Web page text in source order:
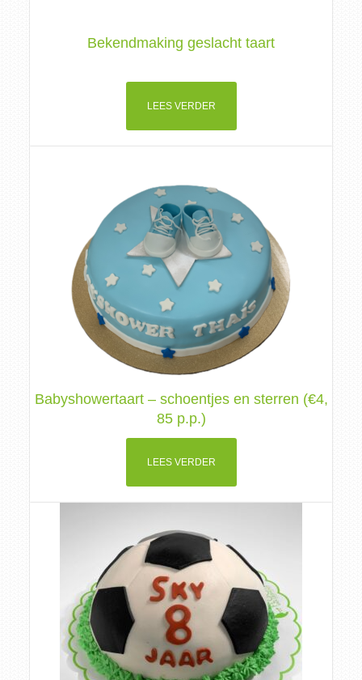
Bekendmaking geslacht taart
LEES VERDER
Babyshowertaart – schoentjes en sterren (€4,
85 p.p.)
LEES VERDER